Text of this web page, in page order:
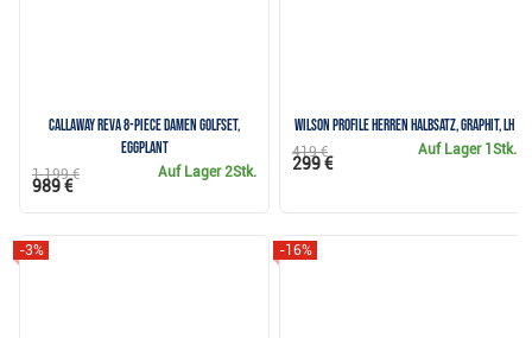
Callaway REVA 8-Piece Damen Golfset,
eggplant
Auf Lager2Stk.
1 199 €
989 €
Wilson Profile Herren Halbsatz, Graphit, LH
Auf Lager 1Stk.
419 €
299 €
-3% -16%